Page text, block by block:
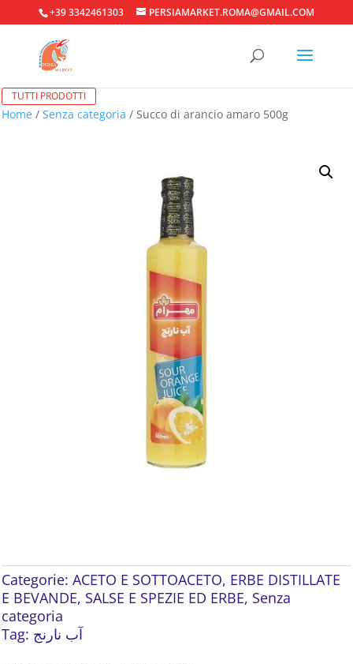
+39 3342461303 PERSIAMARKET.ROMA@GMAIL.COM
TUTTI PRODOTTI
Home / Senza categoria / Succo di arancio amaro 500g
Categorie: ACETO E SOTTOACETO, ERBE DISTILLATE
E BEVANDE, SALSE E SPEZIE ED ERBE, Senza
categoria
Tag: آب نارنج